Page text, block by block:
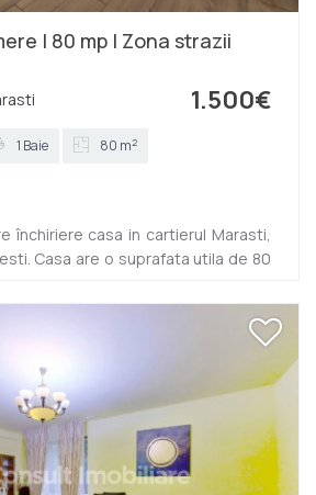
| 80 mp | Zona strazii
1.500€
1 Baie 80 m2
închiriere casa in cartierul Marasti,
Casa are o suprafata utila de 80
baie si hol. Imobilul dispune de
geamuri termopan, gresie,
avand acces facil catre toate
ale orasului. Locuinta are
pretabila atat pentru locuit cat si